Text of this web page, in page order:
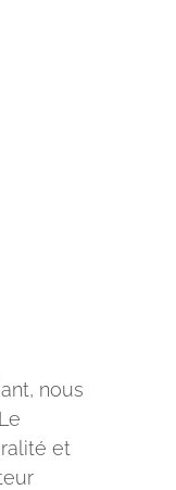
nous
et